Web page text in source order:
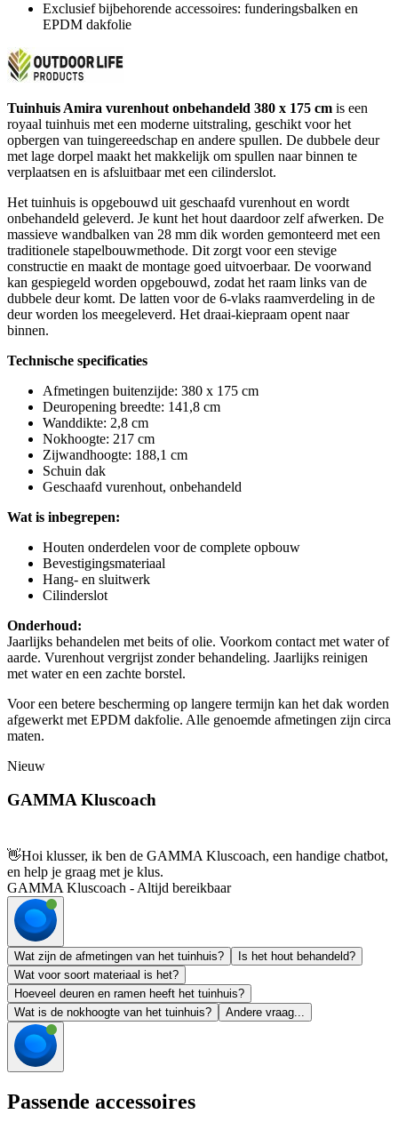
Exclusief bijbehorende accessoires: funderingsbalken en
EPDM dakfolie
Tuinhuis Amira vurenhout onbehandeld 380 x 175 cm is een
royaal tuinhuis met een moderne uitstraling, geschikt voor het
opbergen van tuingereedschap en andere spullen. De dubbele deur
met lage dorpel maakt het makkelijk om spullen naar binnen te
verplaatsen en is afsluitbaar met een cilinderslot.
Het tuinhuis is opgebouwd uit geschaafd vurenhout en wordt
onbehandeld geleverd. Je kunt het hout daardoor zelf afwerken. De
massieve wandbalken van 28 mm dik worden gemonteerd met een
traditionele stapelbouwmethode. Dit zorgt voor een stevige
constructie en maakt de montage goed uitvoerbaar. De voorwand
kan gespiegeld worden opgebouwd, zodat het raam links van de
dubbele deur komt. De latten voor de 6-vlaks raamverdeling in de
deur worden los meegeleverd. Het draai-kiepraam opent naar
binnen.
Technische specificaties
Afmetingen buitenzijde: 380 x 175 cm
Deuropening breedte: 141,8 cm
Wanddikte: 2,8 cm
Nokhoogte: 217 cm
Zijwandhoogte: 188,1 cm
Schuin dak
Geschaafd vurenhout, onbehandeld
Wat is inbegrepen:
Houten onderdelen voor de complete opbouw
Bevestigingsmateriaal
Hang- en sluitwerk
Cilinderslot
Onderhoud:
Jaarlijks behandelen met beits of olie. Voorkom contact met water of
aarde. Vurenhout vergrijst zonder behandeling. Jaarlijks reinigen
met water en een zachte borstel.
Voor een betere bescherming op langere termijn kan het dak worden
afgewerkt met EPDM dakfolie. Alle genoemde afmetingen zijn circa
maten.
Nieuw
GAMMA Kluscoach
👋Hoi klusser, ik ben de GAMMA Kluscoach, een handige chatbot,
en help je graag met je klus.
GAMMA Kluscoach - Altijd bereikbaar
Wat zijn de afmetingen van het tuinhuis?
Is het hout behandeld?
Wat voor soort materiaal is het?
Hoeveel deuren en ramen heeft het tuinhuis?
Wat is de nokhoogte van het tuinhuis?
Andere vraag...
Passende accessoires